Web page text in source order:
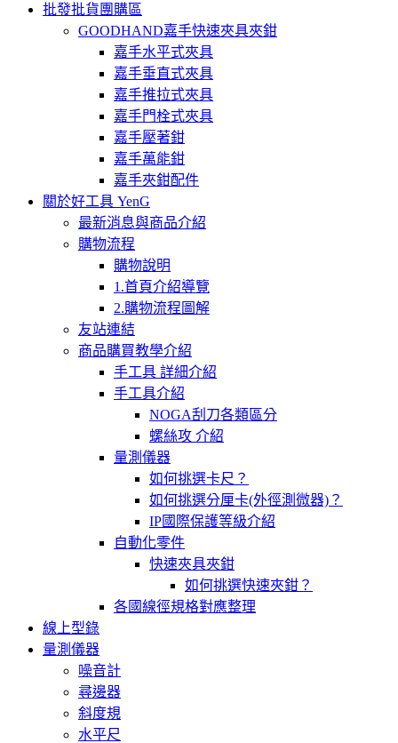
批發批貨團購區
GOODHAND嘉手快速夾具夾鉗
嘉手水平式夾具
嘉手垂直式夾具
嘉手推拉式夾具
嘉手門栓式夾具
嘉手壓著鉗
嘉手萬能鉗
嘉手夾鉗配件
關於好工具 YenG
最新消息與商品介紹
購物流程
購物說明
1.首頁介紹導覽
2.購物流程圖解
友站連結
商品購買教學介紹
手工具 詳細介紹
手工具介紹
NOGA刮刀各類區分
螺絲攻 介紹
量測儀器
如何挑選卡尺？
如何挑選分厘卡(外徑測微器)？
IP國際保護等級介紹
自動化零件
快速夾具夾鉗
如何挑選快速夾鉗？
各國線徑規格對應整理
線上型錄
量測儀器
噪音計
尋邊器
斜度規
水平尺